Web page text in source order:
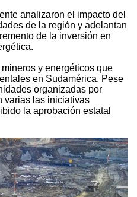
analizaron el impacto del
de la región y adelantan
de la inversión en
y energéticos que
en Sudamérica. Pese
organizadas por
varias las iniciativas
la aprobación estatal